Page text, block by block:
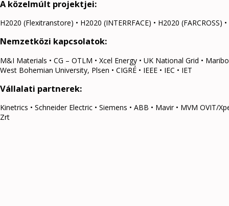
A közelmúlt projektjei:
H2020 (Flexitranstore) • H2020 (INTERRFACE) • H2020
Nemzetközi kapcsolatok:
M&I Materials • CG – OTLM • Xcel Energy • UK National Grid •
West Bohemian University, Plsen • CIGRÉ • IEEE • IEC • IET
Vállalati partnerek:
Kinetrics • Schneider Electric • Siemens • ABB • Mavir • MVM OVIT/
Zrt